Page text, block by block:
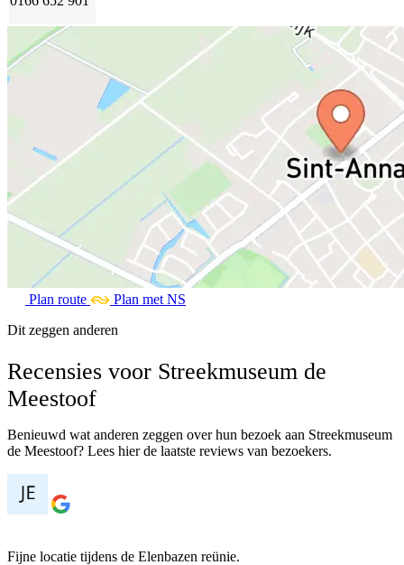
Plan route
Plan met NS
Dit zeggen anderen
Recensies voor Streekmuseum de
Meestoof
Benieuwd wat anderen zeggen over hun bezoek aan Streekmuseum
de Meestoof? Lees hier de laatste reviews van bezoekers.
Fijne locatie tijdens de Elenbazen reünie.